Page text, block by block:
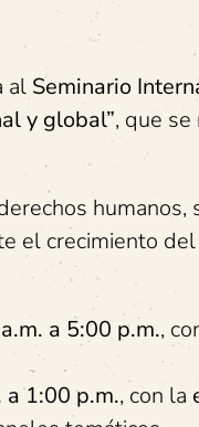
al Seminario
y global”, que se
humanos,
el crecimiento
a 5:00 p.m.,
a 1:00 p.m., con la